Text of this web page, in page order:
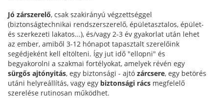
Jó zárszerelő, csak szakirányú végzettséggel
(biztonságtechnikai rendszerszerelő, épületasztalos, épület-
és szerkezeti lakatos...), és/vagy 2-3 év gyakorlat után lehet
az ember, amiből 3-12 hónapot tapasztalt szerelőink
segédjeként kell eltölteni. Így jut idő "ellopni" és
begyakorolni a szakmai fortélyokat, amelyek révén egy
sürgős ajtónyitás, egy biztonsági - ajtó zárcsere, egy betörés
utáni helyreállítás, vagy egy biztonsági rács megfelelő
szerelése rutinosan működhet.